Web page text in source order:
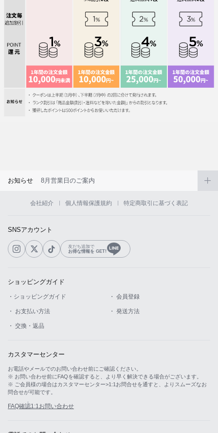
お知らせ 8月営業日のご案内
会社紹介 個人情報保護規約 特定商取引に基づく表記
SNSアカウント
友だち追加で
お得な情報を GET!
ショッピングガイド
・ショッピングガイド ・ 会員登録
・ お支払い方法 ・ 発送方法
・ 交換・返品
カスタマーセンター
お電話やメールでのお問い合わせ前にご確認ください。
※ お問い合わせ前にFAQを確認すると、より早く解決できる場合がございます。
※ ご会員様の場合はカスタマーセンター>1:1お問合せを通すと、よりスムーズなお
問合せが可能です。
FAQ確認1:1お問い合わせ